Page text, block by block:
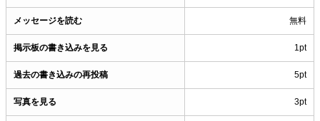
メッセージを読む 無料
掲示板の書き込みを見る 1pt
過去の書き込みの再投稿 5pt
写真を見る 3pt